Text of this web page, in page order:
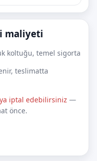
maliyeti
koltuğu, temel sigorta
teslimatta
iptal edebilirsiniz —
önce.